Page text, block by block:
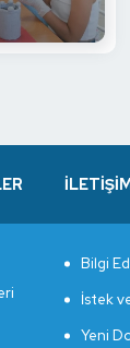
Bilgi
İstek
Yeni